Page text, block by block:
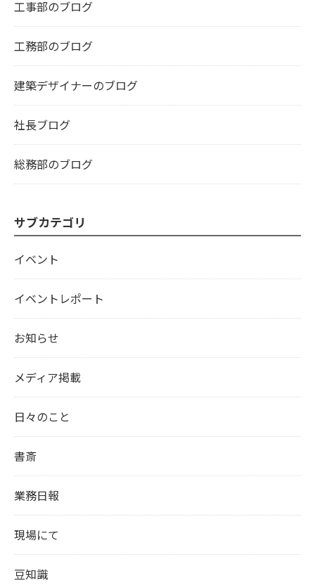
工事部のブログ
工務部のブログ
建築デザイナーのブログ
社長ブログ
総務部のブログ
サブカテゴリ
イベント
イベントレポート
お知らせ
メディア掲載
日々のこと
書斎
業務日報
現場にて
豆知識